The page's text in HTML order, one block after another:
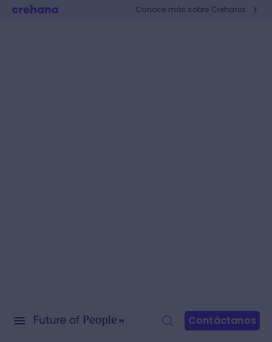
Conoce más sobre Crehana
Contáctanos